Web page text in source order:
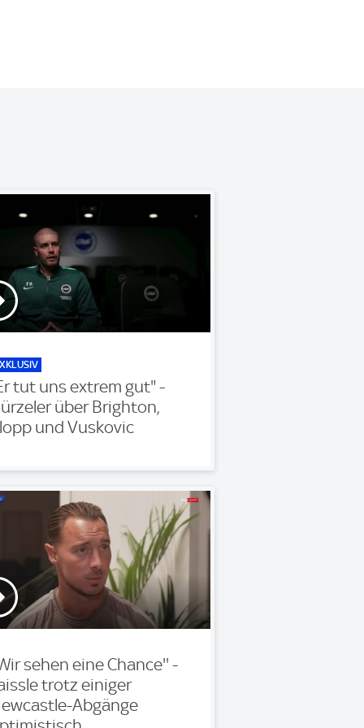
tut uns extrem gut" -
über Brighton,
und Vuskovic
sehen eine Chance'' -
trotz einiger
Abgänge